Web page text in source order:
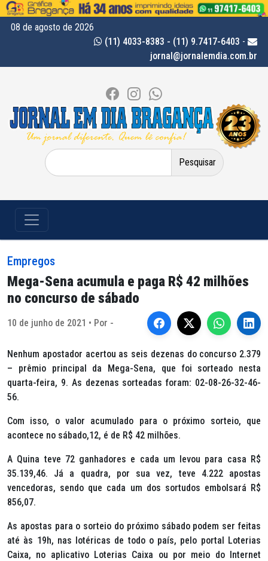
08 de agosto de 2026
(11) 4033-8383 - (11) 9.7417-6403 -
jornal@jornalemdia.com.br
Pesquisar
por:
Empregos
Mega-Sena acumula e paga R$ 42 milhões
no concurso de sábado
10 de junho de 2021 • Por -
Nenhum apostador acertou as seis dezenas do concurso 2.379
– prêmio principal da Mega-Sena, que foi sorteado nesta
quarta-feira, 9. As dezenas sorteadas foram: 02-08-26-32-46-
56.
Com isso, o valor acumulado para o próximo sorteio, que
acontece no sábado,12, é de R$ 42 milhões.
A Quina teve 72 ganhadores e cada um levou para casa R$
35.139,46. Já a quadra, por sua vez, teve 4.222 apostas
vencedoras, sendo que cada um dos sortudos embolsará R$
856,07.
As apostas para o sorteio do próximo sábado podem ser feitas
até às 19h, nas lotéricas de todo o país, pelo portal Loterias
Caixa, no aplicativo Loterias Caixa ou por meio do Internet